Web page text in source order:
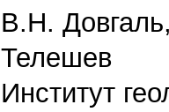
В.Н.
Телешев
Инcтитут